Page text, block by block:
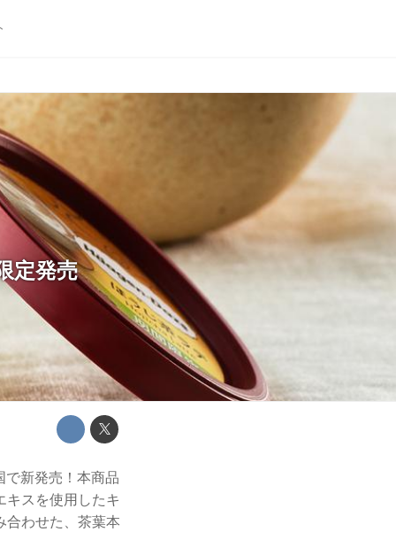
定発売
で新発売！本商品
キスを使用したキ
合わせた、茶葉本